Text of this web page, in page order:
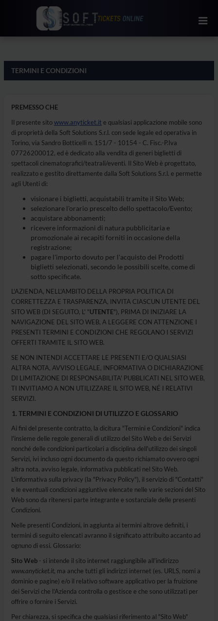
TERMINI E CONDIZIONI
PREMESSO CHE
Il presente sitowww.anyticket.it e qualsiasi applicazione mobile sono
di proprietà della Soft Solutions S.r.l. con sede legale ed operativa in
Torino, via Sandro Botticelli n. 151/7 - 10154 - C. Fisc.-P.Iva
07726200012, ed è dedicato alla vendita di generi biglietti di
spettacoli cinematografici/teatrali/eventi. Il Sito Web è progettato,
realizzato e gestito direttamente dalla Soft Solutions S.r.l. e permette
agli Utenti di:
visionare i biglietti, acquistabili tramite il Sito Web;
selezionare l'orario prescelto dello spettacolo/Evento;
acquistare abbonamenti;
ricevere informazioni di natura pubblicitaria e
promozionale ai recapiti forniti in occasione della
registrazione;
pagare l'importo dovuto per l'acquisto dei Prodotti
biglietti selezionati, secondo le possibili scelte, come di
sotto specificate.
L'AZIENDA, NELL'AMBITO DELLA PROPRIA POLITICA DI
CORRETTEZZA E TRASPARENZA, INVITA CIASCUN UTENTE DEL
SITO WEB (DI SEGUITO, L' "UTENTE"), PRIMA DI INIZIARE LA
NAVIGAZIONE DEL SITO WEB, A LEGGERE CON ATTENZIONE I
PRESENTI TERMINI E CONDIZIONI CHE REGOLANO I SERVIZI
OFFERTI TRAMITE IL SITO WEB.
SE NON INTENDI ACCETTARE LE PRESENTI E/O QUALSIASI
ALTRA NOTA, AVVISO LEGALE, INFORMATIVA O DICHIARAZIONE
DI LIMITAZIONE DI RESPONSABILITA' PUBBLICATI NEL SITO WEB,
TI INVITIAMO A NON UTILIZZARE IL SITO WEB, NÉ I RELATIVI
SERVIZI.
TERMINI E CONDIZIONI DI UTILIZZO E GLOSSARIO
Ai fini del presente contratto, la dicitura "Termini e Condizioni" indica
l'insieme delle regole generali di utilizzo del Sito Web e dei Servizi
nonché delle condizioni particolari a disciplina dell'utilizzo dei singoli
Servizi, ivi incluso ogni documento da questo richiamato ovvero ogni
altra nota, avviso legale, informativa pubblicati nel Sito Web.
L'informativa sulla privacy (la "Privacy Policy"), il servizio di "Contatti"
e le eventuali condizioni aggiuntive elencate nelle varie sezioni del Sito
Web sono da ritenersi parte integrante e sostanziale delle presenti
Condizioni.
Nelle presenti Condizioni, in aggiunta ai termini altrove definiti, i
termini di seguito elencati avranno il significato attribuito accanto ad
ognuno di essi. Glossario:
Sito Web - si intende il sito internet raggiungibile all'indirizzo
www.anyticket.it, ma anche tutti gli indirizzi internet (es. URLS, nomi a
dominio e pagine) e/o il relativo software applicativo per la fruizione
dei Servizi che l'Azienda controlla o gestisce e che sono utilizzati per
offrire o fornire i Servizi.
Per chiarezza, si specifica che qualsiasi riferimento al "Sito Web"